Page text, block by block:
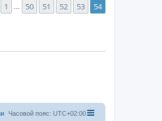
т
н
54 из 54
Пред.
1 50 51 52 53 54
Часовой пояс: UTC+02:00